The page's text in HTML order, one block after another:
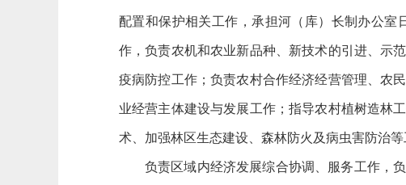
配置和保护相关工作，承担河（库）长制办公
作，负责农机和农业新品种、新技术的引进、示
疫病防控工作；负责农村合作经济经营管理、农
业经营主体建设与发展工作；指导农村植树造林
术、加强林区生态建设、森林防火及病虫害防治等
负责区域内经济发展综合协调、服务工作，